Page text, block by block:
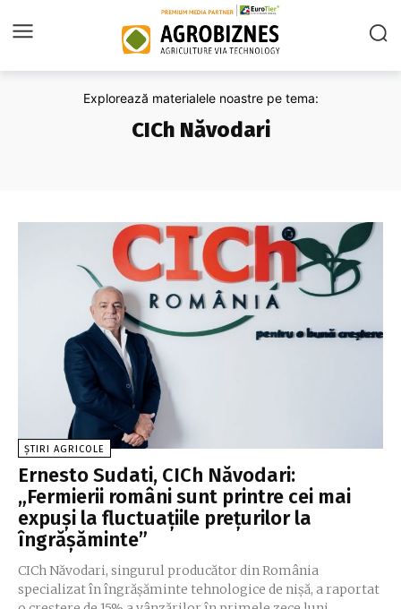
Explorează materialele noastre pe tema:
CICh Năvodari
ȘTIRI AGRICOLE
Ernesto Sudati, CICh Năvodari:
„Fermierii români sunt printre cei mai
expuși la fluctuațiile prețurilor la
îngrășăminte”
CICh Năvodari, singurul producător din România
specializat în îngrășăminte tehnologice de nișă, a raportat